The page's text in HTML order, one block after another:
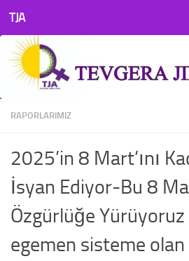
Skip to content
TJA
RAPORLARIMIZ
2025’in 8 Mart’ını
İsyan Ediyor-Bu 8
Özgürlüğe Yürüyoruz
egemen sisteme